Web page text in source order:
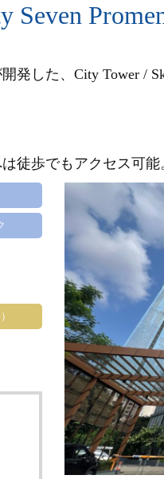
発した、City Tower /
徒歩でもアクセス可能